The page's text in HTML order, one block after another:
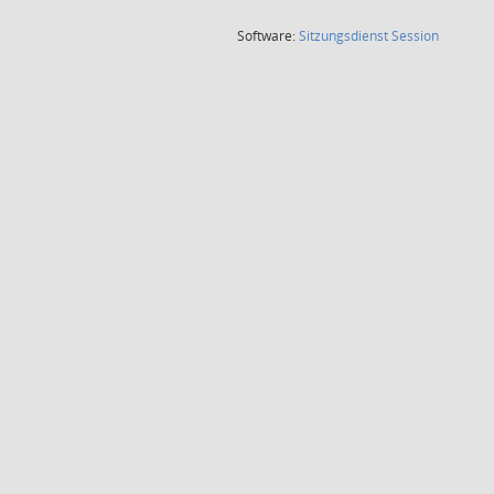
Software:SitzungsdienstSession(Wird in